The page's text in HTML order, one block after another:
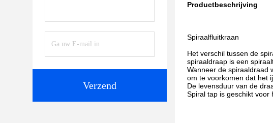
Verzend
Productbeschrijving
Spiraalfluitkraan
Het verschil tussen de
spiraaldraap is een
Wanneer de spiraaldraad
om te voorkomen dat het
De levensduur van de
Spiral tap is geschikt voor